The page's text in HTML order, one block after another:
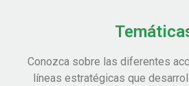
Conozca sobre las diferentes
líneas estratégicas que